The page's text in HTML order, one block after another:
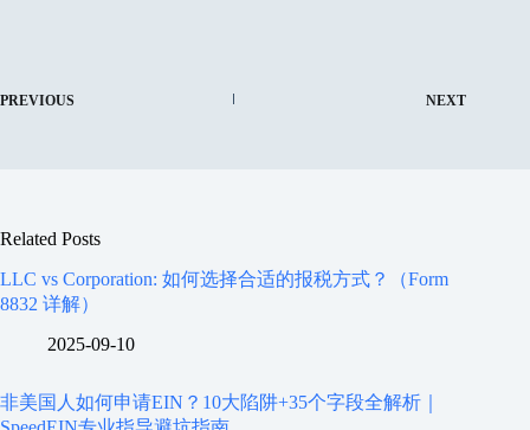
PREVIOUS NEXT
Related Posts
LLC vs Corporation: 如何选择合适的报税方式？（Form
8832 详解）
2025-09-10
非美国人如何申请EIN？10大陷阱+35个字段全解析｜